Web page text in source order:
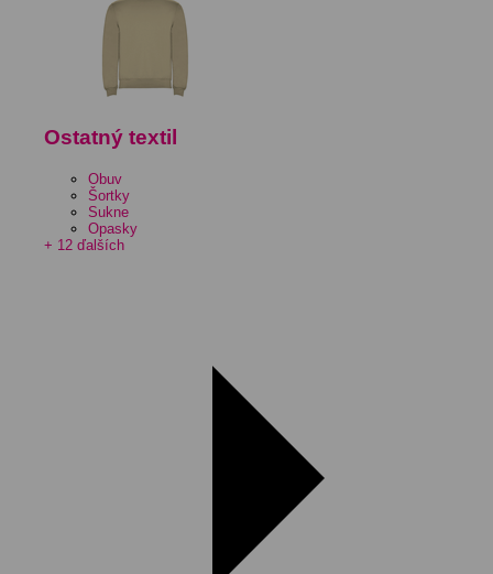
Ostatný textil
Obuv
Šortky
Sukne
Opasky
+ 12 ďalších